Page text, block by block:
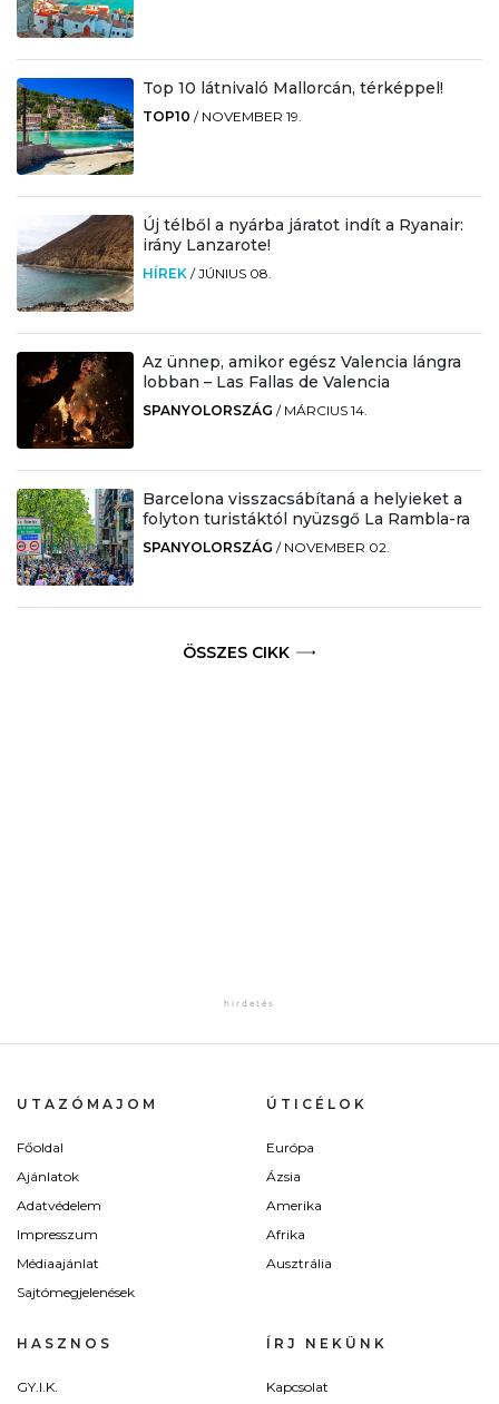
Top 10 látnivaló Mallorcán, térképpel!
TOP10 / NOVEMBER 19.
Új télből a nyárba járatot indít a Ryanair:
irány Lanzarote!
HÍREK /JÚNIUS 08.
Az ünnep, amikor egész Valencia lángra
lobban – Las Fallas de Valencia
SPANYOLORSZÁG / MÁRCIUS 14.
Barcelona visszacsábítaná a helyieket a
folyton turistáktól nyüzsgő La Rambla-ra
SPANYOLORSZÁG / NOVEMBER 02.
ÖSSZES CIKK
UTAZÓMAJOM
Főoldal
Ajánlatok
Adatvédelem
Impresszum
Médiaajánlat
Sajtómegjelenések
ÚTICÉLOK
Európa
Ázsia
Amerika
Afrika
Ausztrália
HASZNOS
GY.I.K.
ÍRJ NEKÜNK
Kapcsolat